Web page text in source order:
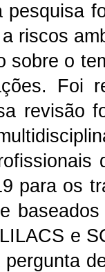
riscos
sobre o
Foi
revisão
para os
e